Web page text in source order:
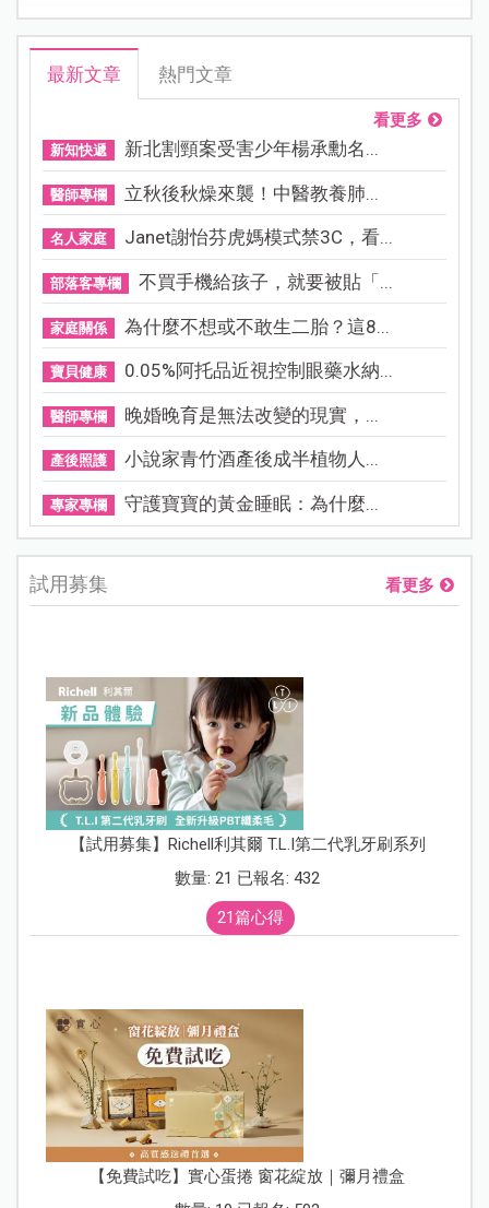
最新文章 熱門文章
看更多
新知快遞 新北割頸案受害少年楊承勳名...
醫師專欄 立秋後秋燥來襲！中醫教養肺...
名人家庭 Janet謝怡芬虎媽模式禁3C，看...
部落客專欄 不買手機給孩子，就要被貼「...
家庭關係 為什麼不想或不敢生二胎？這8...
寶貝健康 0.05%阿托品近視控制眼藥水納...
醫師專欄 晚婚晚育是無法改變的現實，...
產後照護 小說家青竹酒產後成半植物人...
專家專欄 守護寶寶的黃金睡眠：為什麼...
試用募集 看更多
【試用募集】Richell利其爾 T.L.I第二代乳牙刷系列
數量: 21 已報名: 432
21篇心得
【免費試吃】實心蛋捲 窗花綻放｜彌月禮盒